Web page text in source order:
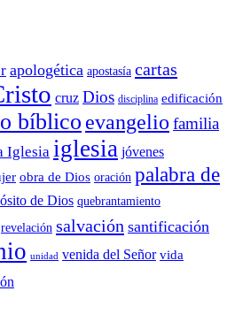
apologética apostasía cartas
cruz Dios disciplina edificación
bíblico evangelio familia
Iglesia iglesia jóvenes
obra de Dios oración palabra de
de Dios quebrantamiento
revelación salvación santificación
unidad venida del Señor vida